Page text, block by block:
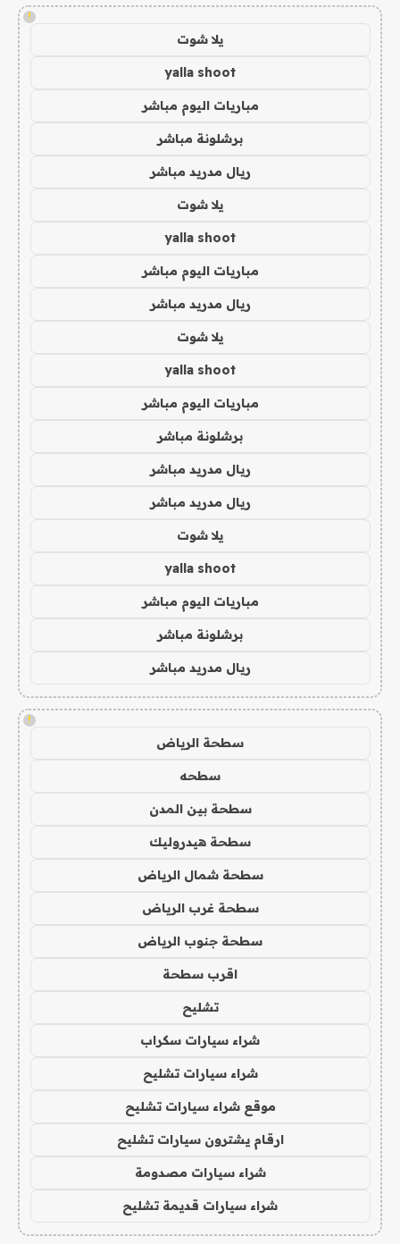
!
يلا شوت
yalla shoot
مباريات اليوم مباشر
برشلونة مباشر
ريال مدريد مباشر
يلا شوت
yalla shoot
مباريات اليوم مباشر
ريال مدريد مباشر
يلا شوت
yalla shoot
مباريات اليوم مباشر
برشلونة مباشر
ريال مدريد مباشر
ريال مدريد مباشر
يلا شوت
yalla shoot
مباريات اليوم مباشر
برشلونة مباشر
ريال مدريد مباشر
!
سطحة الرياض
سطحه
سطحة بين المدن
سطحة هيدروليك
سطحة شمال الرياض
سطحة غرب الرياض
سطحة جنوب الرياض
اقرب سطحة
تشليح
شراء سيارات سكراب
شراء سيارات تشليح
موقع شراء سيارات تشليح
ارقام يشترون سيارات تشليح
شراء سيارات مصدومة
شراء سيارات قديمة تشليح